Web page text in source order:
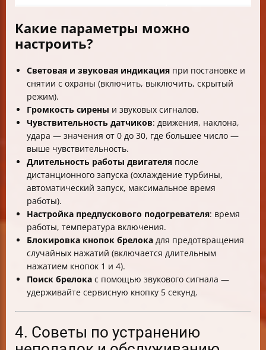
Какие параметры можно
настроить?
Световая и звуковая индикация при постановке и
снятии с охраны (включить, выключить, скрытый
режим).
Громкость сирены и звуковых сигналов.
Чувствительность датчиков: движения, наклона,
удара — значения от 0 до 30, где большее число —
выше чувствительность.
Длительность работы двигателя после
дистанционного запуска (охлаждение турбины,
автоматический запуск, максимальное время
работы).
Настройка предпускового подогревателя: время
работы, температура включения.
Блокировка кнопок брелока для предотвращения
случайных нажатий (включается длительным
нажатием кнопок 1 и 4).
Поиск брелока с помощью звукового сигнала —
удерживайте сервисную кнопку 5 секунд.
4. Советы по устранению